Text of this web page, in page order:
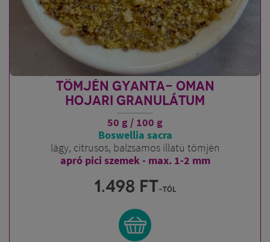
TÖMJÉN GYANTA- OMAN
HOJARI GRANULÁTUM
50 g / 100 g
Boswellia sacra
lágy, citrusos, balzsamos illatú tömjén
apró pici szemek - max. 1-2 mm
1.498 FT-tól